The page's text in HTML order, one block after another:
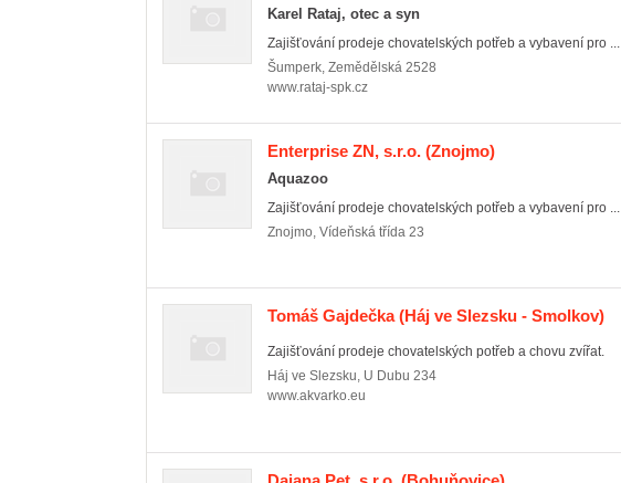
Karel Rataj, otec a syn
Zajišťování prodeje chovatelských potřeb a vybavení pro ...
Šumperk, Zemědělská 2528
www.rataj-spk.cz
Enterprise ZN, s.r.o. (Znojmo)
Aquazoo
Zajišťování prodeje chovatelských potřeb a vybavení pro ...
Znojmo, Vídeňská třída 23
Tomáš Gajdečka(Háj ve Slezsku - Smolkov)
Zajišťování prodeje chovatelských potřeb a chovu zvířat.
Háj ve Slezsku, U Dubu 234
www.akvarko.eu